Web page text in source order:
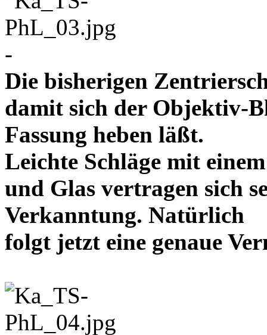
-
Die bisherigen
damit sich der Objektiv-
Fassung heben läßt.
Leichte Schläge mit
und Glas vertragen sich
Verkanntung. Natürlich
folgt jetzt eine genaue